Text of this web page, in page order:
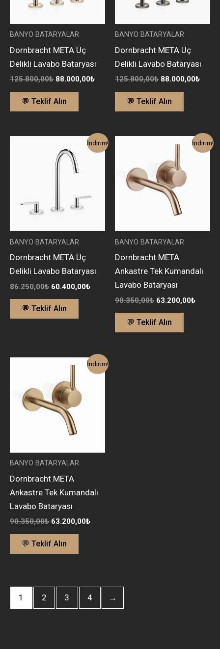
BANYO BATARYALAR
Dornbracht META Üç
Delikli Lavabo Bataryası
125.800,00₺ 88.000,00₺
💬 Teklif Alın
BANYO BATARYALAR
Dornbracht META Üç
Delikli Lavabo Bataryası
125.800,00₺ 88.000,00₺
💬 Teklif Alın
İndirim!
BANYO BATARYALAR
Dornbracht META Üç
Delikli Lavabo Bataryası
86.250,00₺
fiyat:
86.250,00₺.
60.400,00₺
Şu
andaki
60.400,00₺.
💬 Teklif Alın
İndirim!
BANYO BATARYALAR
Dornbracht META
Ankastre Tek Kumandalı
Lavabo Bataryası
90.350,00₺
90.350,00₺.
63.200,00₺
Şu
andaki
💬 Teklif Alın
İndirim!
BANYO BATARYALAR
Dornbracht META
Ankastre Tek Kumandalı
Lavabo Bataryası
90.350,00₺
90.350,00₺.
63.200,00₺
Şu
andaki
💬 Teklif Alın
1 2 3 4 →